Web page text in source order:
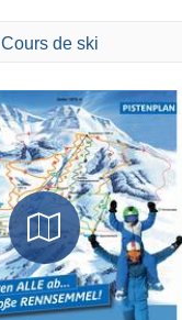
Cours de ski